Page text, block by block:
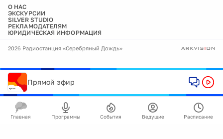
О НАС
ЭКСКУРСИИ
SILVER STUDIO
РЕКЛАМОДАТЕЛЯМ
ЮРИДИЧЕСКАЯ ИНФОРМАЦИЯ
2026 Радиостанция «Серебряный Дождь»
Прямой эфир
Главная Программы События Ведущие Расписание